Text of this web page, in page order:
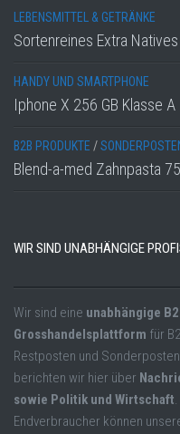
LEBENSMITTEL & GETRÄNKE
Sortenreines Extra
HANDY UND SMARTPHONE
Iphone X 256 GB Klasse A
B2B PRODUKTE /
Blend-a-med Zahnpasta
WIR SIND UNABHÄNGIGE
Wir sind eine unabhängige
Grosshandelsplattform für
Restposten und
berichten wir hier über
sowie Politik und Wirtschaft
Endverbraucher können